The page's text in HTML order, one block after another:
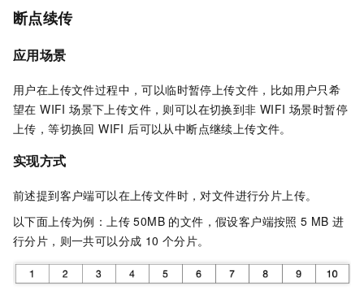
断点续传
应用场景
用户在上传文件过程中，可以临时暂停上传文件，比如用户只希
望在 WIFI 场景下上传文件，则可以在切换到非 WIFI 场景时暂停
上传，等切换回 WIFI 后可以从中断点继续上传文件。
实现方式
前述提到客户端可以在上传文件时，对文件进行分片上传。
以下面上传为例：上传 50MB 的文件，假设客户端按照 5 MB 进
行分片，则一共可以分成 10 个分片。